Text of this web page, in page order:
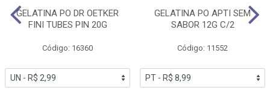
GELATINA PO DR OETKER
FINI TUBES PIN 20G
Código: 16360
GELATINA PO APTI SEM
SABOR 12G C/2
Código: 11552